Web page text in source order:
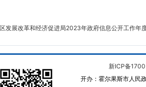
发展改革和经济促进局2023年政府信息公开工作年
新ICP备
开办：霍尔果斯市人民